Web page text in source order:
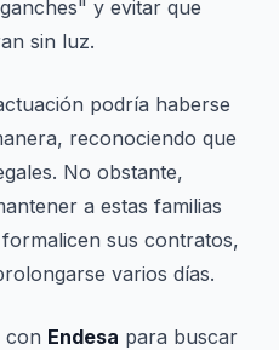
y evitar que
sin luz.
podría haberse
reconociendo que
No obstante,
a estas familias
sus contratos,
varios días.
con Endesa para buscar